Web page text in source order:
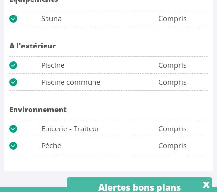
Alertes bons plans x
Sauna
Compris
A l'extérieur
Piscine
Compris
Piscine commune
Compris
Environnement
Epicerie - Traiteur
Compris
Pêche
Compris